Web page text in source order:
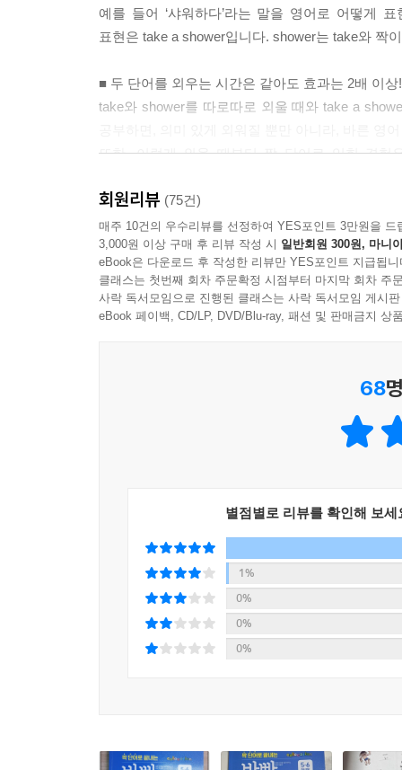
예를 들어 ‘샤워하다’라는 말을 영어로 어떻게
표현은 take a shower입니다. shower는 take와 짝
■ 두 단어를 외우는 시간은 같아도 효과는 2배 이상!
take와 shower를 따로따로 외울 때와 take a
또한, 이렇게 외울 때부터 짝 단어로 익힌 경험
■ 하루 20개씩 30일이면 초등 필수 단어와 중1 단
이 책에서는 초중등 영어 교과서를 분석해 초
수록했습니다. 매일매일 서로 붙어 다니는 짝 단
중학교 영어 교과 과정에서 짝 단어인 콜로케이
듣고, 읽고, 말하고, 쓰는 능력이 원어민처럼 유창
■ 특별 부록: 스스로 시험 보는 〈접이접이 쓰기 노
틀린 단어만 오답 노트 칸에 다시 써 보며 정리하
원어민의 정확한 발음이 담긴 영단어 mp3를 제
■ 실력을 진단한 후, 그에 맞는 진도를 권장해 주는
이 책에는 10분 안에 자신의 기초 영단어 실력을
진도표(20일), 보통 진도표(30일) 중 하나를 선택
이 책은 학생들이 한 번 공부한 영단어를 오래
회원리뷰 (75건)
매주 10건의 우수리뷰를 선정하여 YES포인트 3만원을 드
3,000원 이상 구매 후 리뷰 작성 시 일반회원 300원, 마니
eBook은 다운로드 후 작성한 리뷰만 YES포인트 지급됩니
클래스는 첫번째 회차 주문확정 시점부터 마지막 회차 주
사락 독서모임으로 진행된 클래스는 사락 독서모임 게시
eBook 페이백, CD/LP, DVD/Blu-ray, 패션 및 판매금지 상
68
별점별로 리뷰를 확인해 보세
1%
0%
0%
0%